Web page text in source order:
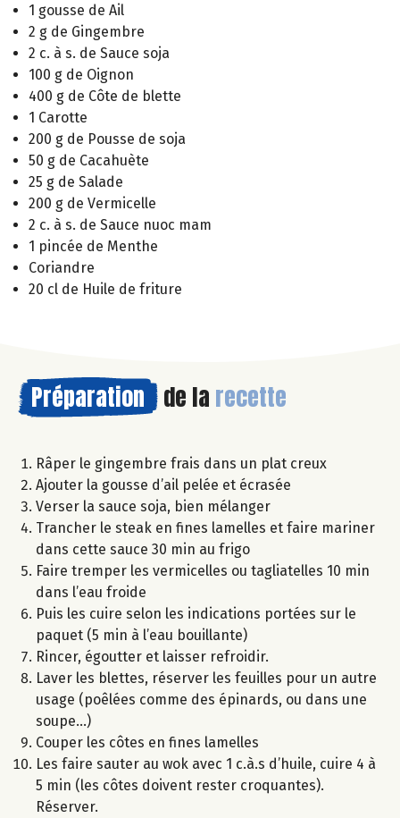
1 gousse de Ail
2 g de Gingembre
2 c. à s. de Sauce soja
100 g de Oignon
400 g de Côte de blette
1 Carotte
200 g de Pousse de soja
50 g de Cacahuète
25 g de Salade
200 g de Vermicelle
2 c. à s. de Sauce nuoc mam
1 pincée de Menthe
Coriandre
20 cl de Huile de friture
Préparation de la recette
Râper le gingembre frais dans un plat creux
Ajouter la gousse d’ail pelée et écrasée
Verser la sauce soja, bien mélanger
Trancher le steak en fines lamelles et faire mariner
dans cette sauce 30 min au frigo
Faire tremper les vermicelles ou tagliatelles 10 min
dans l’eau froide
Puis les cuire selon les indications portées sur le
paquet (5 min à l’eau bouillante)
Rincer, égoutter et laisser refroidir.
Laver les blettes, réserver les feuilles pour un autre
usage (poêlées comme des épinards, ou dans une
soupe...)
Couper les côtes en fines lamelles
Les faire sauter au wok avec 1 c.à.s d’huile, cuire 4 à
5 min (les côtes doivent rester croquantes).
Réserver.